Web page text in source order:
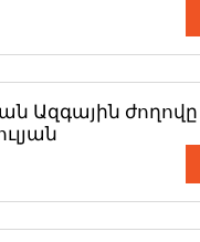
Ազգային